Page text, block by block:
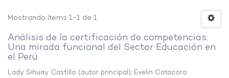
Mostrando ítems 1-1 de 1
Análisis de la certificación de competencias:
Una mirada funcional del Sector Educación en
el Perú
Lady Sihuay Castillo (autor principal); Evelin Catacora